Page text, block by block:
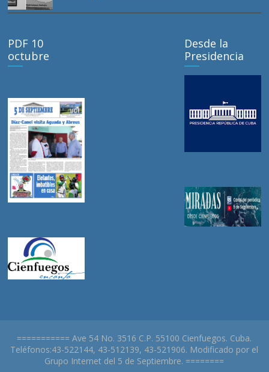
PDF 10
octubre
Desde la
Presidencia
=========== Ave 54 No. 3516 C.P. 55100 Cienfuegos. Cuba.
Teléfonos:43-522144, 43-512139, 43-521906. Modificado por el
Grupo Internet del 5 de Septiembre. ========